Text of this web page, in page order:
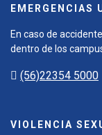
EMERGENCIAS
En caso de
dentro de los
(56)22354 5000
VIOLENCIA